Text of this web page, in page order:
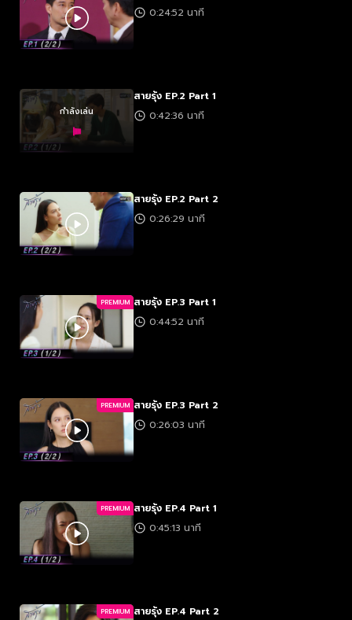
0:24:52 นาที
กำลังเล่น
สายรุ้ง EP.2 Part 1
0:42:36 นาที
สายรุ้ง EP.2 Part 2
0:26:29 นาที
PREMIUM สายรุ้ง EP.3 Part 1
0:44:52 นาที
PREMIUM สายรุ้ง EP.3 Part 2
0:26:03 นาที
PREMIUM สายรุ้ง EP.4 Part 1
0:45:13 นาที
PREMIUM สายรุ้ง EP.4 Part 2